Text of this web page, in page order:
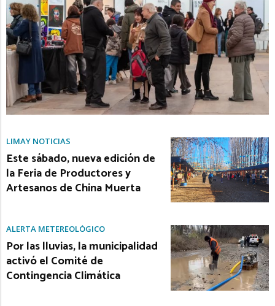
LIMAY NOTICIAS
Este sábado, nueva edición de
la Feria de Productores y
Artesanos de China Muerta
ALERTA METEREOLÓGICO
Por las lluvias, la municipalidad
activó el Comité de
Contingencia Climática